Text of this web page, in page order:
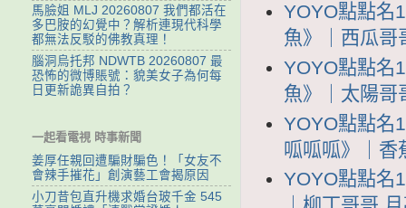
YOYO點點名
魚》｜西瓜哥
YOYO點點名
魚》｜太陽哥
YOYO點點名
呱呱呱》｜香
YOYO點點名
馬臉姐 MLJ 20260807 我們都活在
多巴胺的幻覺中？解析連現代科學
都無法反駁的佛教真理！
腦洞烏托邦 NDWTB 20260807 最
恐怖的微博賬號：貌美女子為何每
日更新詭異自拍？
一起看電視 時事新聞
姜厚任親回遭騙財騙色！「女友不
會辣手摧花」創演藝工會揭原因
小刀昔包直升機求婚台玻千金 545